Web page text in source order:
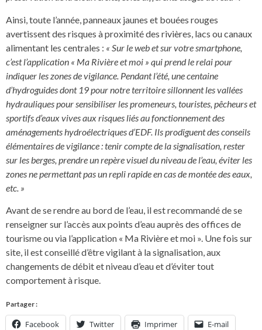
Ainsi, toute l’année, panneaux jaunes et bouées rouges
avertissent des risques à proximité des rivières, lacs ou canaux
alimentant les centrales : « Sur le web et sur votre smartphone,
c’est l’application « Ma Rivière et moi » qui prend le relai pour
indiquer les zones de vigilance. Pendant l’été, une centaine
d’hydroguides dont 19 pour notre territoire sillonnent les vallées
hydrauliques pour sensibiliser les promeneurs, touristes, pêcheurs et
sportifs d’eaux vives aux risques liés au fonctionnement des
aménagements hydroélectriques d’EDF. Ils prodiguent des conseils
élémentaires de vigilance : tenir compte de la signalisation, rester
sur les berges, prendre un repère visuel du niveau de l’eau, éviter les
zones ne permettant pas un repli rapide en cas de montée des eaux,
etc. »
Avant de se rendre au bord de l’eau, il est recommandé de se
renseigner sur l’accès aux points d’eau auprès des offices de
tourisme ou via l’application « Ma Rivière et moi ». Une fois sur
site, il est conseillé d’être vigilant à la signalisation, aux
changements de débit et niveau d’eau et d’éviter tout
comportement à risque.
Partager :
Facebook Twitter Imprimer E-mail